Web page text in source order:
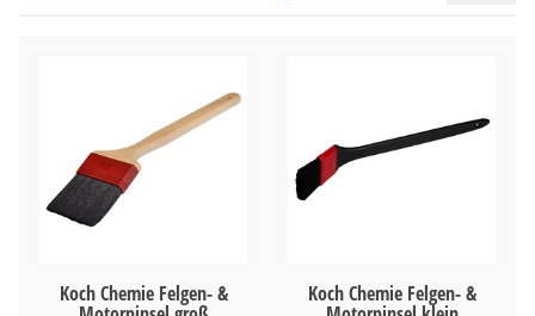
Koch Chemie Felgen- & Koch Chemie Felgen- &